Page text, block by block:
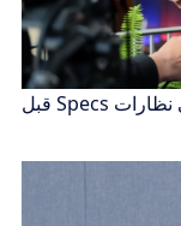
«سناب» تدافع عن رهانها مرتفع التكلفة على نظارات Specs قبل